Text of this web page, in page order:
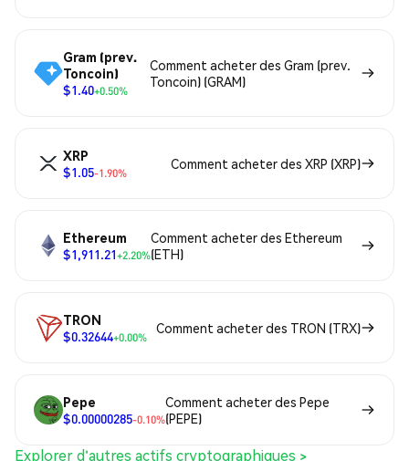
Gram (prev.
Toncoin)
$1.40+0.50%
Comment acheter des Gram (prev.
Toncoin) (GRAM)
XRP
$1.05-1.90%
Comment acheter des XRP (XRP)
Ethereum
$1,911.21+2.20%
Comment acheter des Ethereum
(ETH)
TRON
$0.32644+0.00%
Comment acheter des TRON (TRX)
Pepe
$0.00000285-0.10%
Comment acheter des Pepe
(PEPE)
Explorer d'autres actifs cryptographiques >